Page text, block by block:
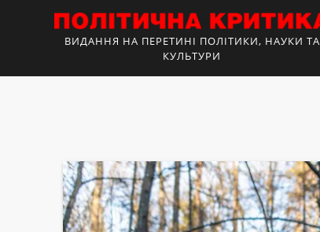
ВИДАННЯ НА ПЕРЕТИНІ ПОЛІТИКИ, НАУКИ ТА
КУЛЬТУРИ